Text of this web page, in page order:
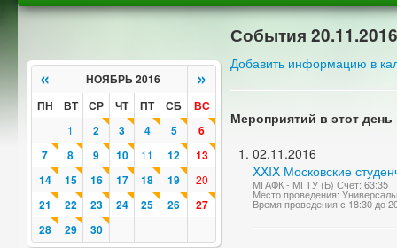
« НОЯБРЬ 2016 »
ПН ВТ СР ЧТ ПТ СБ ВС
1 2 3 4 5
6
7
8 9 10 11 12
13
14
15 16 17 18 19 20
21 22 23 24 25 26
27
28
29 30
События 20.11.2016
Добавить информацию в
Мероприятий в этот день
02.11.2016
XXIX Московские
МГАФК - МГТУ (Б) Счет: 63:35
Место проведения:
Время проведения с 18:30 до